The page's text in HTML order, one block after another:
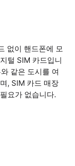
없이 핸드폰에 모
털 SIM 카드입니
같은 도시를 여
, SIM 카드 매장
요가 없습니다.